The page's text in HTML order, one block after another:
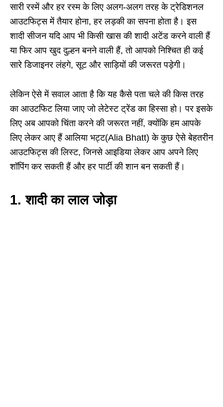
सारी रस्में और हर रस्म के लिए अलग-अलग तरह के ट्रेडिशनल
आउटफिट्स में तैयार होना, हर लड़की का सपना होता है। इस
शादी सीजन यदि आप भी किसी खास की शादी अटेंड करने वाली हैं
या फिर आप खुद दुल्हन बनने वाली हैं, तो आपको निश्चित ही कई
सारे डिजाइनर लंहगे, सूट और साड़ियों की जरूरत पड़ेगी।
लेकिन ऐसे में सवाल आता है कि यह कैसे पता चले की किस तरह
का आउटफिट लिया जाए जो लेटेस्ट ट्रेंड का हिस्सा हो। पर इसके
लिए अब आपको चिंता करने की जरूरत नहीं, क्योंकि हम आपके
लिए लेकर आए हैं आलिया भट्ट(Alia Bhatt) के कुछ ऐसे बेहतरीन
आउटफिट्स की लिस्ट, जिनसे आइडिया लेकर आप अपने लिए
शॉपिंग कर सकती हैं और हर पार्टी की शान बन सकती हैं।
1.शादी का लाल जोड़ा